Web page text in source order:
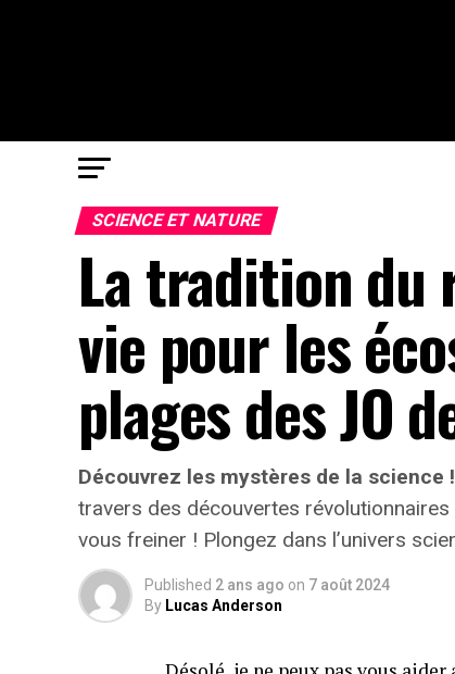
SCIENCE ET NATURE
La tradition du
vie pour les
plages des JO
Découvrez les mystères de la science !
travers des découvertes
vous freiner ! Plongez dans l’univers
Published 2 ans ago on 7 août 2024
By Lucas Anderson